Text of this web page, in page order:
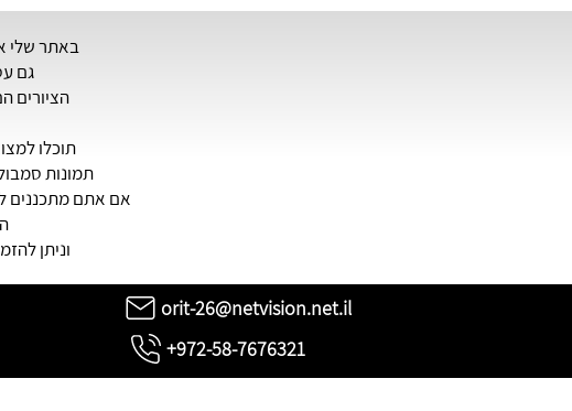
באתר שלי
גם
הציורים
תוכלו
תמונות
אם אתם מתכננים
וניתן
orit-26@netvision.net.il
+972-58-7676321